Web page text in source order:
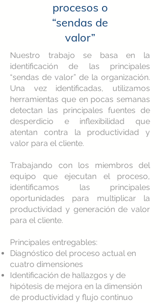
procesos o
“sendas de
valor”
Nuestro trabajo se basa en la
identificación de las principales
“sendas de valor” de la organización.
Una vez identificadas, utilizamos
herramientas que en pocas semanas
detectan las principales fuentes de
desperdicio e inflexibilidad que
atentan contra la productividad y
valor para el cliente.
Trabajando con los miembros del
equipo que ejecutan el proceso,
identificamos las principales
oportunidades para multiplicar la
productividad y generación de valor
para el cliente.
Principales entregables:
Diagnóstico del proceso actual en
cuatro dimensiones
Identificación de hallazgos y de
hipótesis de mejora en la dimensión
de productividad y flujo continuo